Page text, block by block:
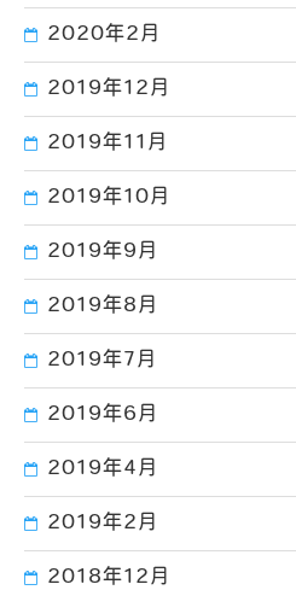
2020年2月
2019年12月
2019年11月
2019年10月
2019年9月
2019年8月
2019年7月
2019年6月
2019年4月
2019年2月
2018年12月